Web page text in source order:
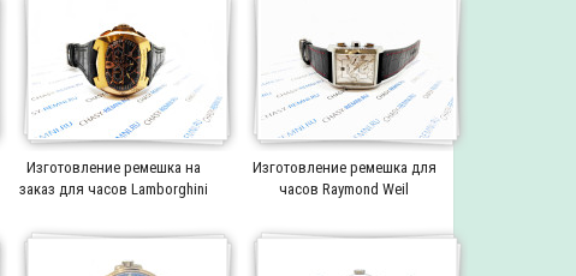
Изготовление ремешка на
заказ для часов Lamborghini
Изготовление ремешка для
часов Raymond Weil